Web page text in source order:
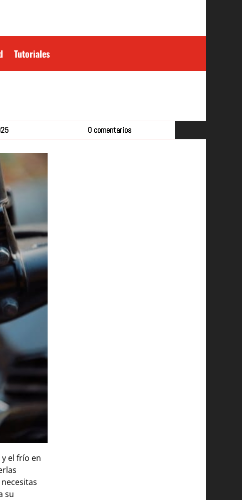
Tutoriales
0 comentarios
el frío en
su